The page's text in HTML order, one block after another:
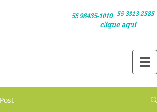
Clique nos números /
e agende sua consulta pelo telefone ou
55 98435-1010 55 3313 2585
clique aqui
Post